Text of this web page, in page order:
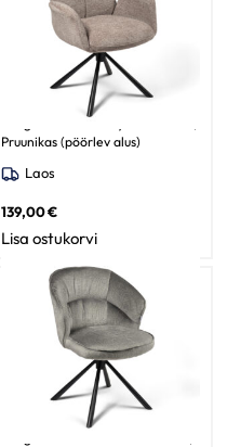
Pruunikas (pöörlev alus)
Laos
139,00€
Lisa ostukorvi